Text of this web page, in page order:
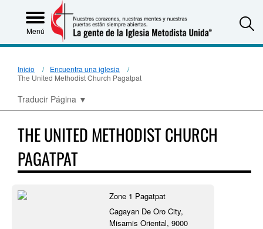
Menú
Inicio
Encuentra una iglesia
The United Methodist Church Pagatpat
Traducir Página ▼
THE UNITED METHODIST CHURCH
PAGATPAT
Zone 1 Pagatpat
Cagayan De Oro City,
Misamis Oriental, 9000